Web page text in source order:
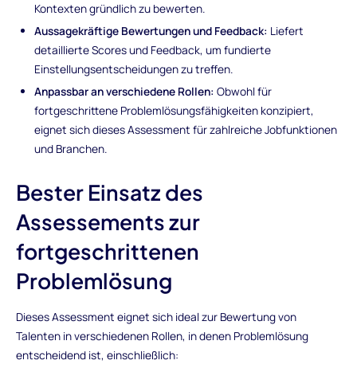
Kontexten gründlich zu bewerten.
Aussagekräftige Bewertungen und Feedback: Liefert
detaillierte Scores und Feedback, um fundierte
Einstellungsentscheidungen zu treffen.
Anpassbar an verschiedene Rollen: Obwohl für
fortgeschrittene Problemlösungsfähigkeiten konzipiert,
eignet sich dieses Assessment für zahlreiche Jobfunktionen
und Branchen.
Bester Einsatz des
Assessements zur
fortgeschrittenen
Problemlösung
Dieses Assessment eignet sich ideal zur Bewertung von
Talenten in verschiedenen Rollen, in denen Problemlösung
entscheidend ist, einschließlich: